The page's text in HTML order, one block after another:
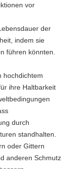
vor
der
indem sie
führen könnten.
hochdichtem
ihre Haltbarkeit
durch
standhalten.
oder Gittern
anderen Schmutz